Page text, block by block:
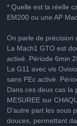
* Quelle est la réelle
EM200 ou une AP
On parle de précision
La Mach1 GTO est
activé. Période 6min
La G11 avec vis
sans PEc activé.
Dans ces deux cas la
MESUREE sur
D'autre part les sous
douces, permettant